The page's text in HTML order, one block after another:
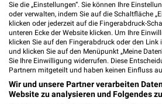
Netto Marken-Discount
Ladestr. 7
31028 Gronau
Heute 07:00 - 21:00 Uhr |
250,74 km • Angebote: 3
Sie die „Einstellungen“. Sie können Ihre
oder verwalten, indem Sie auf die Schaltfläche
klicken oder jederzeit auf die Fingerabdruck-
unteren Ecke der Website klicken. Um Ihre
klicken Sie auf den Fingerabdruck oder den Link
und klicken Sie auf den Menüpunkt „Meine
Sie Ihre Einwilligung widerrufen. Diese
Partnern mitgeteilt und haben keinen Einfluss
Wir und unsere Partner verarbeiten
Website zu analysieren und Folgendes